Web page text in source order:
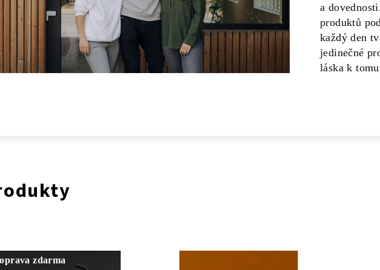
a
produktů
každý den
jedinečné
láska k
zdarma